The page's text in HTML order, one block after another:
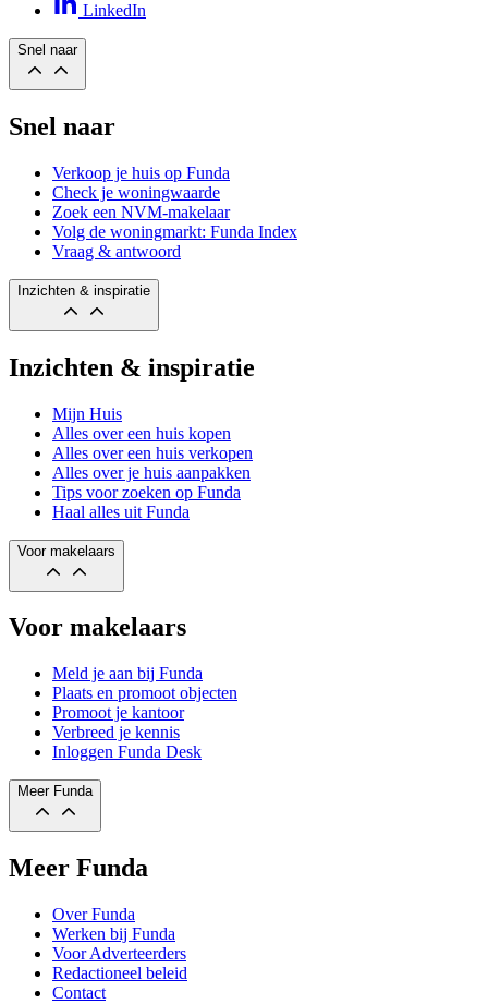
LinkedIn
Snel naar
Snel naar
Verkoop je huis op Funda
Check je woningwaarde
Zoek een NVM-makelaar
Volg de woningmarkt: Funda Index
Vraag & antwoord
Inzichten & inspiratie
Inzichten & inspiratie
Mijn Huis
Alles over een huis kopen
Alles over een huis verkopen
Alles over je huis aanpakken
Tips voor zoeken op Funda
Haal alles uit Funda
Voor makelaars
Voor makelaars
Meld je aan bij Funda
Plaats en promoot objecten
Promoot je kantoor
Verbreed je kennis
Inloggen Funda Desk
Meer Funda
Meer Funda
Over Funda
Werken bij Funda
Voor Adverteerders
Redactioneel beleid
Contact